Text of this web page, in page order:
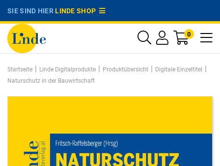
SIE SIND HIERLINDE SHOP
0
Startseite | Linde Digitalprodukte | Produktübersicht | Digitale Einzeltitel |
Naturschutz in der Bauwirtschaft